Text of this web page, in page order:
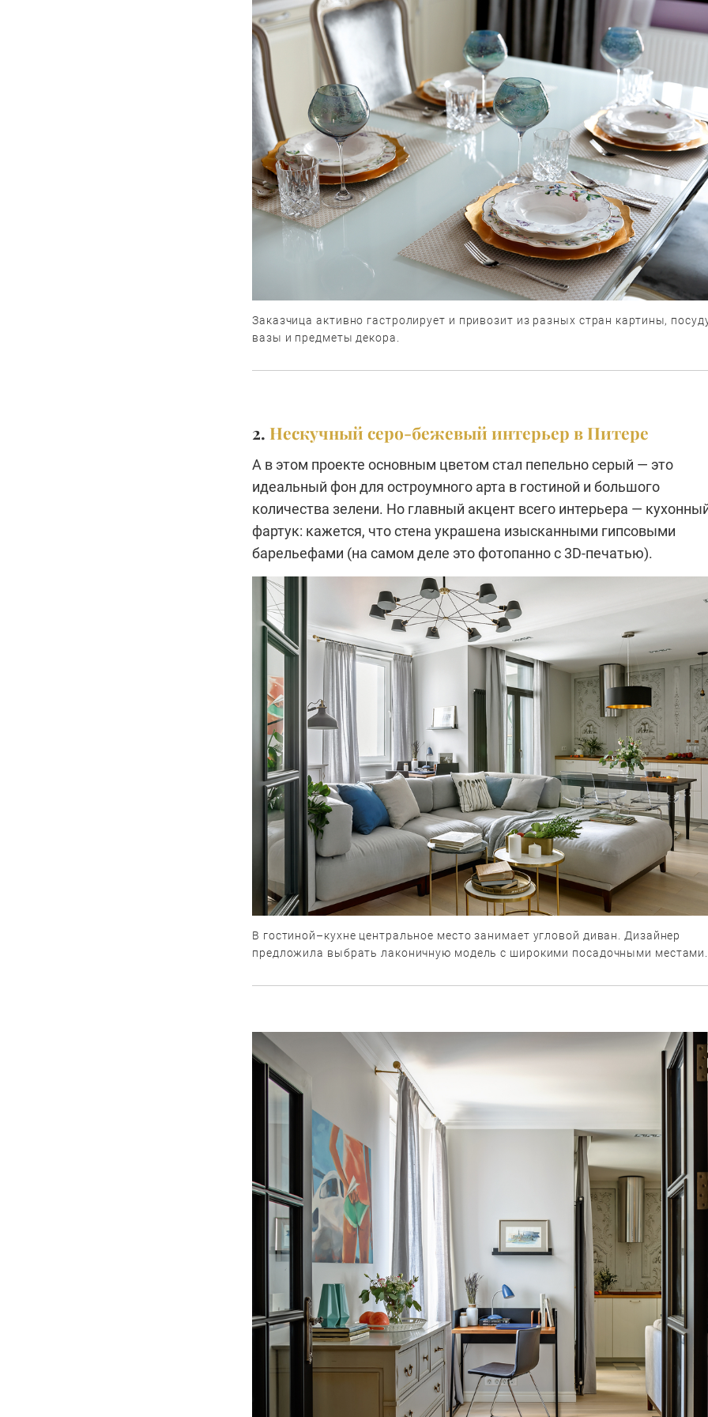
Заказчица активно гастролирует и привозит из разных стран картины,
вазы и предметы декора.
2. Нескучный серо-бежевый интерьер в Питере
А в этом проекте основным цветом стал пепельно серый — это
идеальный фон для остроумного арта в гостиной и большого
количества зелени. Но главный акцент всего интерьера —
фартук: кажется, что стена украшена изысканными гипсовыми
барельефами (на самом деле это фотопанно с 3D-печатью).
В гостиной–кухне центральное место занимает угловой диван. Дизайнер
предложила выбрать лаконичную модель с широкими посадочными местами.